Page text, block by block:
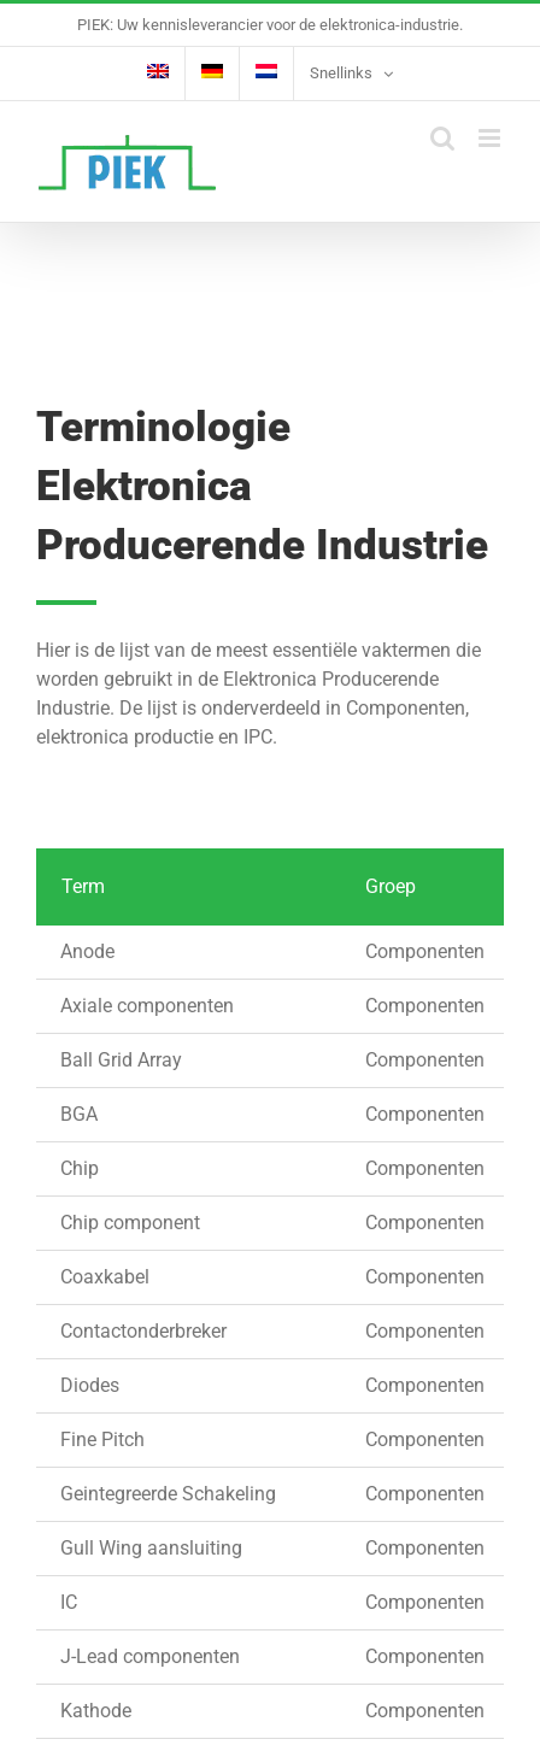
naar
PIEK: Uw kennisleverancier voor de elektronica-industrie.
Snellinks
Terminologie
Elektronica
Producerende Industrie
Hier is de lijst van de meest essentiële vaktermen die
worden gebruikt in de Elektronica Producerende
Industrie. De lijst is onderverdeeld in Componenten,
elektronica productie en IPC.
Term Groep
Anode Componenten
Axiale componenten Componenten
Ball Grid Array Componenten
BGA Componenten
Chip Componenten
Chip component Componenten
Coaxkabel Componenten
Contactonderbreker Componenten
Diodes Componenten
Fine Pitch Componenten
Geintegreerde Schakeling Componenten
Gull Wing aansluiting Componenten
IC Componenten
J-Lead componenten Componenten
Kathode Componenten